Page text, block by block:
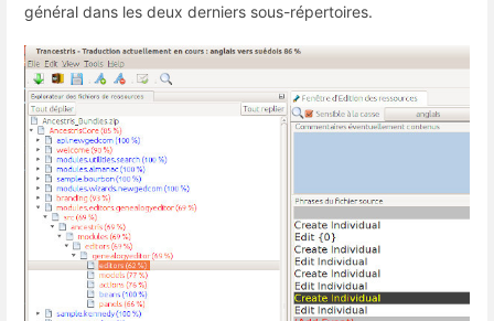
général dans les deux derniers sous-répertoires.